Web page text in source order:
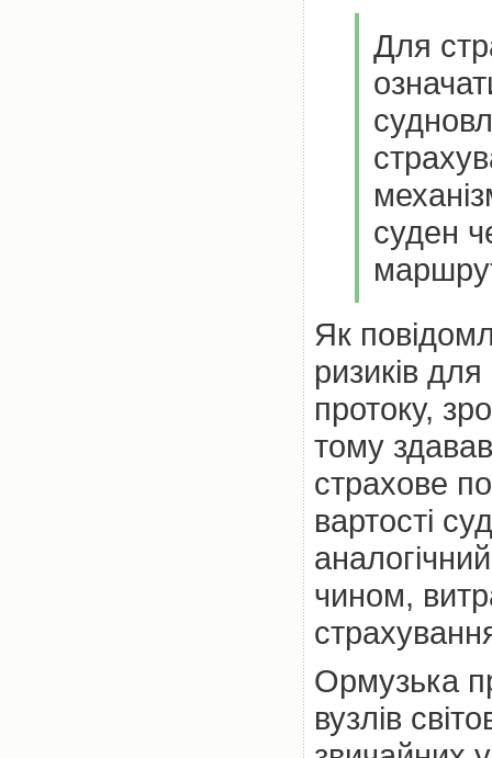
Для
суден
Як
ризиків
протоку,
тому
страхове
вартості
чином,
Ормузька
вузлів